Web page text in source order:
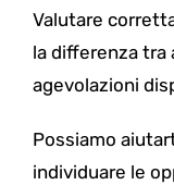
Valutare
la differenza tra
agevolazioni
Possiamo
individuare le